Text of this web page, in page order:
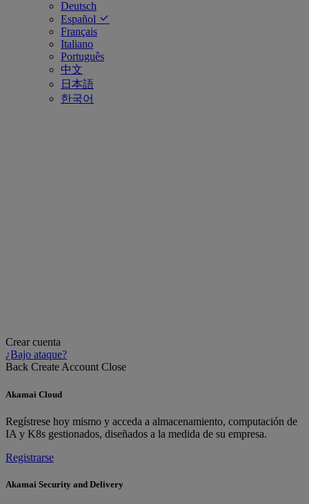
Deutsch
Español
Français
Italiano
Português
中文
日本語
한국어
Crear cuenta
¿Bajo ataque?
Back Create Account Close
Akamai Cloud
Regístrese hoy mismo y acceda a almacenamiento, computación de
IA y K8s gestionados, diseñados a la medida de su empresa.
Registrarse
Akamai Security and Delivery